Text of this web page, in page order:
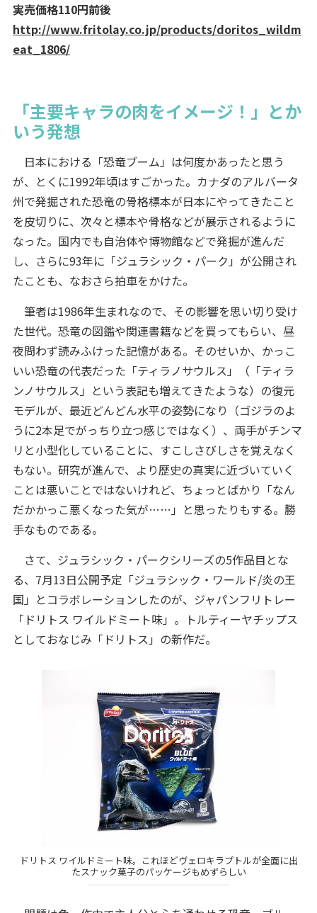
実売価格110円前後
http://www.fritolay.co.jp/products/doritos_wildm
eat_1806/
「主要キャラの肉をイメージ！」とか
いう発想
日本における「恐竜ブーム」は何度かあったと思う
が、とくに1992年頃はすごかった。カナダのアルバータ
州で発掘された恐竜の骨格標本が日本にやってきたこと
を皮切りに、次々と標本や骨格などが展示されるように
なった。国内でも自治体や博物館などで発掘が進んだ
し、さらに93年に「ジュラシック・パーク」が公開され
たことも、なおさら拍車をかけた。
筆者は1986年生まれなので、その影響を思い切り受け
た世代。恐竜の図鑑や関連書籍などを買ってもらい、昼
夜問わず読みふけった記憶がある。そのせいか、かっこ
いい恐竜の代表だった「ティラノサウルス」（「ティラ
ンノサウルス」という表記も増えてきたような）の復元
モデルが、最近どんどん水平の姿勢になり（ゴジラのよ
うに2本足でがっちり立つ感じではなく）、両手がチンマ
リと小型化していることに、すこしさびしさを覚えなく
もない。研究が進んで、より歴史の真実に近づいていく
ことは悪いことではないけれど、ちょっとばかり「なん
だかかっこ悪くなった気が……」と思ったりもする。勝
手なものである。
さて、ジュラシック・パークシリーズの5作品目とな
る、7月13日公開予定「ジュラシック・ワールド/炎の王
国」とコラボレーションしたのが、ジャパンフリトレー
「ドリトス ワイルドミート味」。トルティーヤチップス
としておなじみ「ドリトス」の新作だ。
ドリトス ワイルドミート味。これほどヴェロキラプトルが全面に出
たスナック菓子のパッケージもめずらしい